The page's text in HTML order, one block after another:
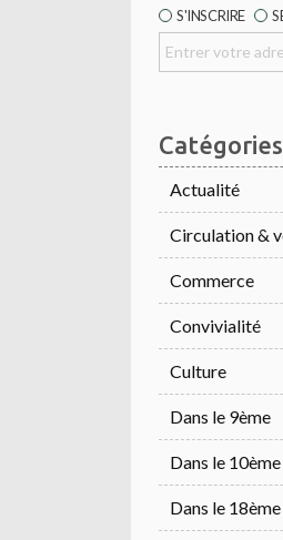
S'INSCRIRE
Catégories
Actualité
Circulation &
Commerce
Convivialité
Culture
Dans le 9ème
Dans le 10ème
Dans le 18ème